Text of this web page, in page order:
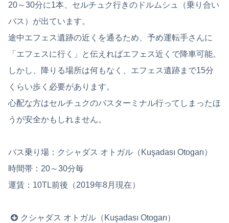
20～30分に1本、セルチュク行きのドルムシュ（乗り合い
バス）が出ています。
途中エフェス遺跡の近くを通るため、予め運転手さんに
「エフェスに行く」と伝えればエフェス近くで降車可能。
しかし、降りる場所は何もなく、エフェス遺跡まで15分
くらい歩く必要があります。
心配な方はセルチュクのバスターミナル行ってしまったほ
うが安全かもしれません。
バス乗り場：クシャダス オトガル（Kuşadası Otogarı）
時間帯：20～30分毎
運賃：10TL前後（2019年8月現在）
クシャダス オトガル（Kuşadası Otogarı）